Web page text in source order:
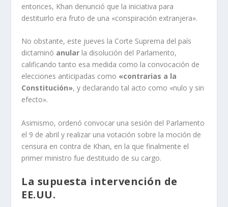
entonces, Khan denunció que la iniciativa para
destituirlo era fruto de una «conspiración extranjera».
No obstante, este jueves la Corte Suprema del país
dictaminó anular la disolución del Parlamento,
calificando tanto esa medida como la convocación de
elecciones anticipadas como «contrarias a la
Constitución», y declarando tal acto como «nulo y sin
efecto».
Asimismo, ordenó convocar una sesión del Parlamento
el 9 de abril y realizar una votación sobre la moción de
censura en contra de Khan, en la que finalmente el
primer ministro fue destituido de su cargo.
La supuesta intervención de
EE.UU.